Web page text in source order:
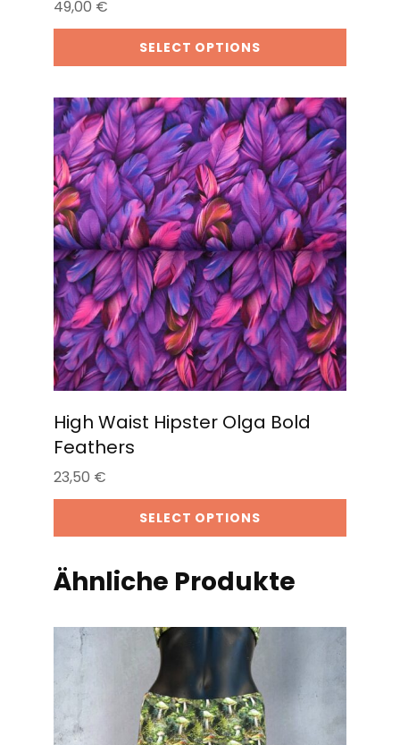
49,00 €
SELECT OPTIONS
High Waist Hipster Olga Bold
Feathers
23,50 €
SELECT OPTIONS
Ähnliche Produkte